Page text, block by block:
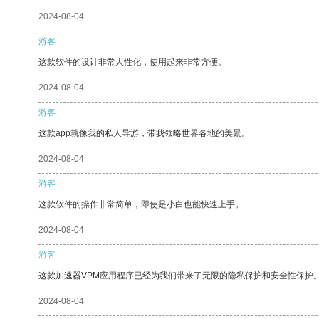
2024-08-04
游客
这款软件的设计非常人性化，使用起来非常方便。
2024-08-04
游客
这款app就像我的私人导游，带我领略世界各地的美景。
2024-08-04
游客
这款软件的操作非常简单，即使是小白也能快速上手。
2024-08-04
游客
这款加速器VPM应用程序已经为我们带来了无限的隐私保护和安全性保护
2024-08-04